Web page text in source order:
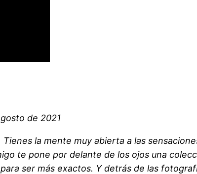
de 2021
la mente muy abierta a las
te pone por delante de los ojos una
ser más exactos. Y detrás de las